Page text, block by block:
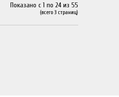
Показано с 1 по 24 из 55
(всего 3 страниц)